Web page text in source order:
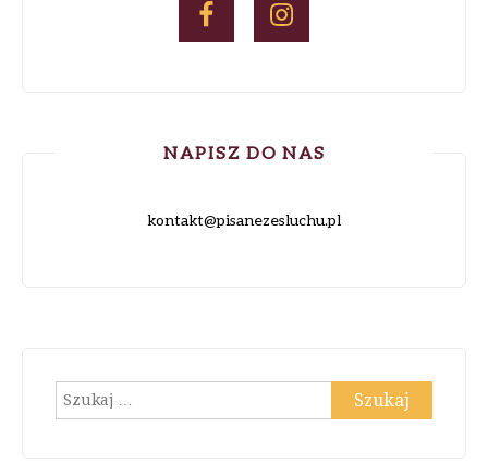
NAPISZ DO NAS
kontakt@pisanezesluchu.pl
Szukaj: